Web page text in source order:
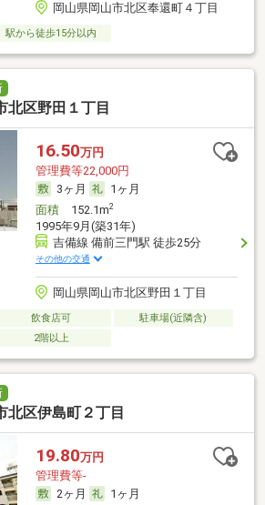
岡山県岡山市北区奉還町４丁目
駅から徒歩15分以内
北区野田１丁目
16.50万円
管理費等22,000円
3ヶ月
1ヶ月
面積152.1m2
1995年9月(築31年)
吉備線 備前三門駅 徒歩25分
その他の交通
岡山県岡山市北区野田１丁目
飲食店可
駐車場(近隣含)
2階以上
北区伊島町２丁目
19.80万円
管理費等-
2ヶ月
1ヶ月